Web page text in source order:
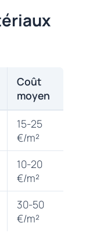
Coût
moyen
15-25
€/m²
10-20
€/m²
30-50
€/m²